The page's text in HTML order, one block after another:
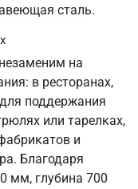
сталь.
на
в ресторанах,
поддержания
или тарелках,
и
Благодаря
мм, глубина 700